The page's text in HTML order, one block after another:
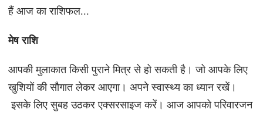
हैं आज का राशिफल...
मेष राशि
आपकी मुलाकात किसी पुराने मित्र से हो सकती है। जो आपके लिए
खुशियों की सौगात लेकर आएगा। अपने स्वास्थ्य का ध्यान रखें।
इसके लिए सुबह उठकर एक्सरसाइज करें। आज आपको परिवारजन